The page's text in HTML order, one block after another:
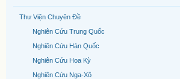
Thư Viện Chuyên Đề
Nghiên Cứu Trung Quốc
Nghiên Cứu Hàn Quốc
Nghiên Cứu Hoa Kỳ
Nghiên Cứu Nga-Xô